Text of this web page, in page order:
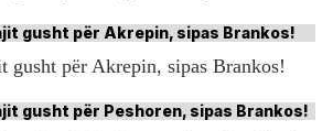
gusht për Akrepin, sipas Brankos!